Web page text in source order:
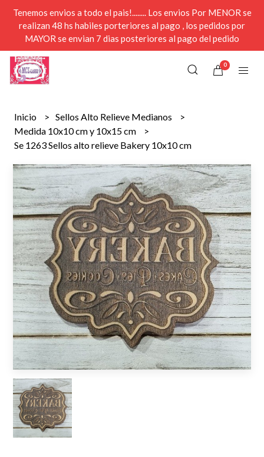
Tenemos envios a todo el pais!........ Los envios Por MENOR se
realizan 48 hs habiles porteriores al pago , los pedidos por
MAYOR se envian 7 dias posteriores al pago del pedido
0
Inicio
Sellos Alto Relieve Medianos
Medida 10x10 cm y 10x15 cm
Se 1263 Sellos alto relieve Bakery 10x10 cm